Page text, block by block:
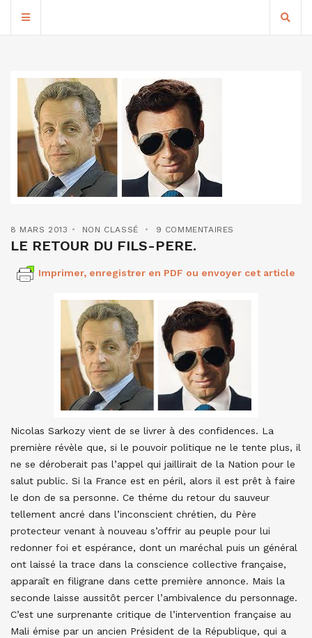
8 MARS 2013 NON CLASSÉ 9 COMMENTAIRES
LE RETOUR DU FILS-PERE.
Imprimer, enregistrer en PDF ou envoyer cet article
Nicolas Sarkozy vient de se livrer à des confidences. La
première révèle que, si le pouvoir politique ne le tente plus, il
ne se déroberait pas l’appel qui jaillirait de la Nation pour le
salut public. Si la France est en péril, alors il est prêt à faire
le don de sa personne. Ce théme du retour du sauveur
tellement ancré dans l’inconscient chrétien, du Père
protecteur venant à nouveau s’offrir au peuple pour lui
redonner foi et espérance, dont un maréchal puis un général
ont laissé la trace dans la conscience collective française,
apparaît en filigrane dans cette première annonce. Mais la
seconde laisse aussitôt percer l’ambivalence du personnage.
C’est une surprenante critique de l’intervention française au
Mali émise par un ancien Président de la République, qui a